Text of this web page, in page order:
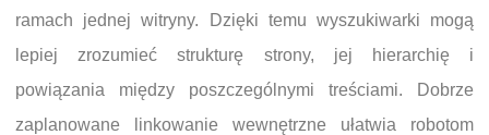
ramach jednej witryny. Dzięki temu wyszukiwarki mogą
lepiej zrozumieć strukturę strony, jej hierarchię i
powiązania między poszczególnymi treściami. Dobrze
zaplanowane linkowanie wewnętrzne ułatwia robotom